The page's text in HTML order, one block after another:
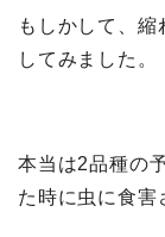
もしかして、
してみました。
本当は2品種の
た時に虫に食害